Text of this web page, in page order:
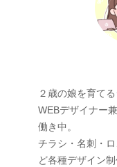
２歳の娘を育て
WEBデザイナー
働き中。
チラシ・名刺・
ど各種デザイン制